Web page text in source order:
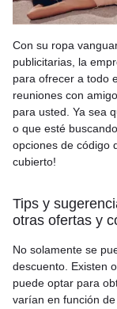
Con su ropa
publicitarias, la
para ofrecer a todo
reuniones con
para usted. Ya sea
o que esté
opciones de código
cubierto!
Tips y
otras ofertas y
No solamente se
descuento. Existen
puede optar para
varían en función